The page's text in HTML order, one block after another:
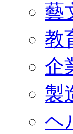
藝
教
企
製
ヘ